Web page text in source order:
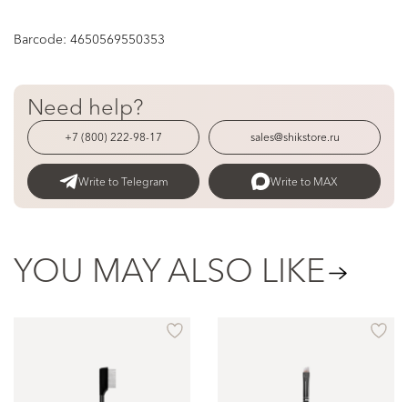
Barcode: 4650569550353
Need help?
+7 (800) 222-98-17 sales@shikstore.ru
Write to Telegram Write to MAX
YOU MAY ALSO LIKE